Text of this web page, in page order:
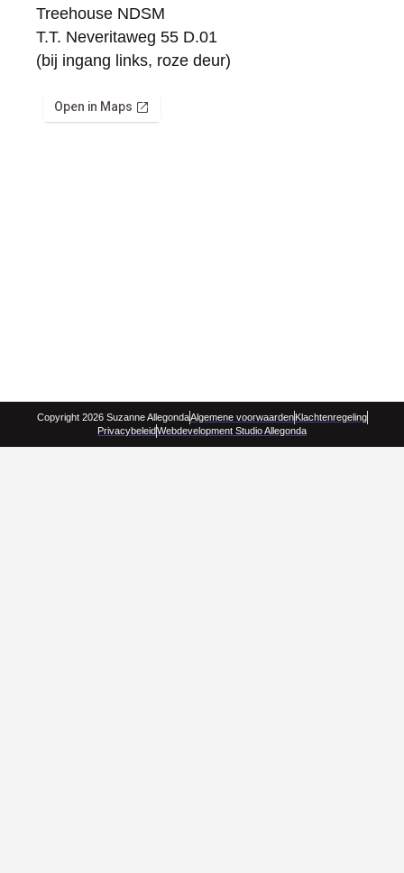
Treehouse NDSM
T.T. Neveritaweg 55 D.01
(bij ingang links, roze deur)
Copyright 2026 Suzanne AllegondaAlgemene voorwaarden Klachtenregeling
PrivacybeleidWebdevelopment Studio Allegonda